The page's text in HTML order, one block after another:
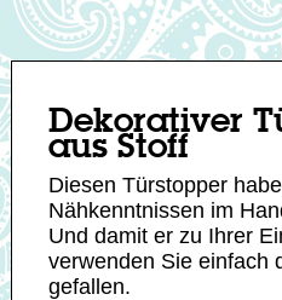
Dekorativer
aus Stoff
Diesen Türstopper
Nähkenntnissen im
Und damit er zu Ihrer
verwenden Sie einfach
gefallen.